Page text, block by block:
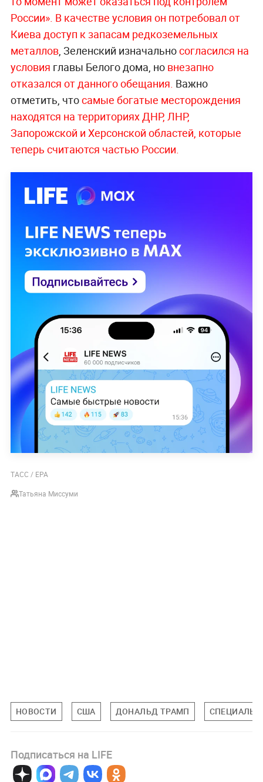
России». В качестве условия он потребовал от
Киева доступ к запасам редкоземельных
металлов, Зеленский изначальносогласился на
условия главы Белого дома, но внезапно
отказался от данного обещания. Важно
отметить, чтосамые богатые месторождения
находятся на территориях ДНР, ЛНР,
Запорожской и Херсонской областей, которые
теперь считаются частью России.
ТАСС / ЕРА
Татьяна Миссуми
НОВОСТИ США ДОНАЛЬД ТРАМП
Подписаться на LIFE